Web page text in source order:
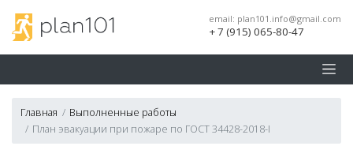
email: plan101.info@gmail.com
+ 7 (915) 065-80-47
Главная
Выполненные работы
План эвакуации при пожаре по ГОСТ 34428-2018-I